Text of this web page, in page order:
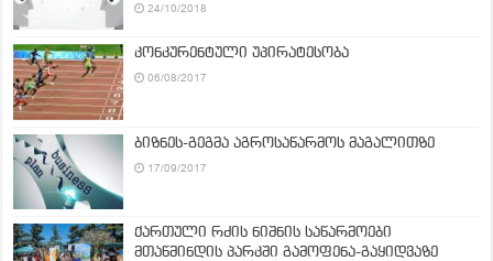
24/10/2018
კონკურენტული უპირატესობა
06/08/2017
ბიზნეს-გეგმა აგროსაწარმოს მაგალითზე
17/09/2017
ქართული რძის ნიშნის საწარმოები
მთაწმინდის პარკში გამოფენა-გაყიდვაზე